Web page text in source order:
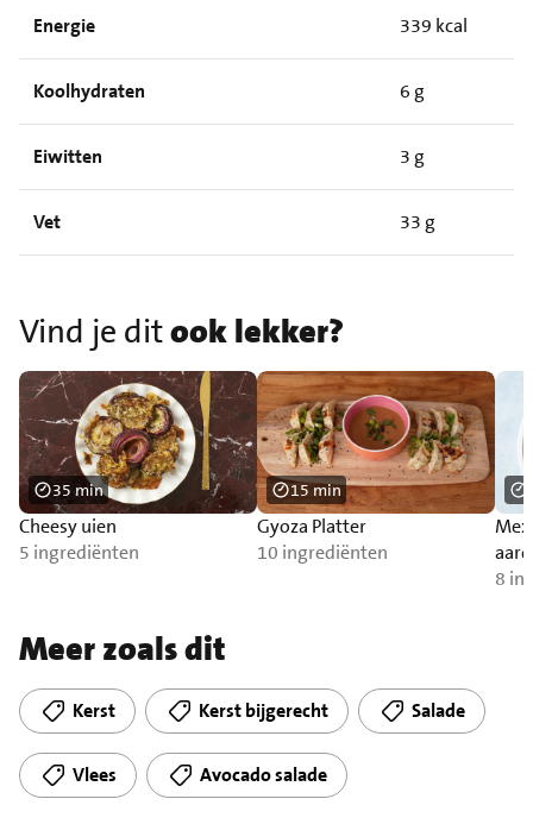
Energie 339 kcal
Koolhydraten 6 g
Eiwitten 3 g
Vet 33 g
Vind je ditook lekker?
Cheesy uien
5 ingrediënten
35 min
Gyoza Platter
10 ingrediënten
15 min
8
Meer zoals dit
Kerst Kerst bijgerecht Salade
Vlees Avocado salade